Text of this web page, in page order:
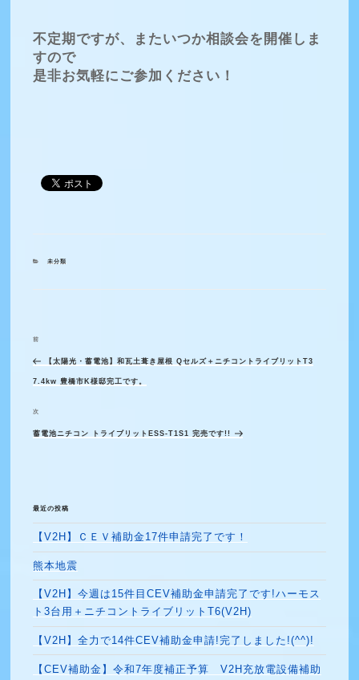
不定期ですが、またいつか相談会を開催しま
すので
是非お気軽にご参加ください！
カ
未分類
投
稿
ナ
ー
過
去
の
前
【太陽光・蓄電池】和瓦土葺き屋根 Qセルズ＋ニチコントライブリットT3
7.4kw 豊橋市K様邸完工です。
次
の
次
蓄電池ニチコン トライブリットESS-T1S1 完売です!!
最近の投稿
【V2H】ＣＥＶ補助金17件申請完了です！
熊本地震
【V2H】今週は15件目CEV補助金申請完了です!ハーモス
ト3台用＋ニチコントライブリットT6(V2H)
【V2H】全力で14件CEV補助金申請!完了しました!(^^)!
【CEV補助金】令和7年度補正予算 V2H充放電設備補助